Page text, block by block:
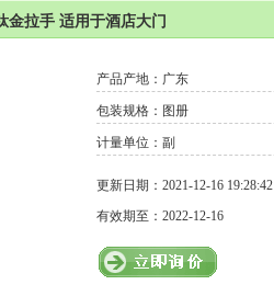
金拉手 适用于酒店大门
产品产地：广东
包装规格：图册
计量单位：副
更新日期：2021-12-16 19:28:42
有效期至：2022-12-16